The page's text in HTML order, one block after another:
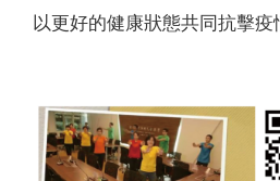
以更好的健康狀態共同抗擊疫